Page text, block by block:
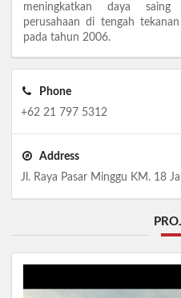
meningkatkan daya
perusahaan di tengah
pada tahun 2006.
Phone
+62 21 797 5312
Address
Jl. Raya Pasar Minggu KM. 18